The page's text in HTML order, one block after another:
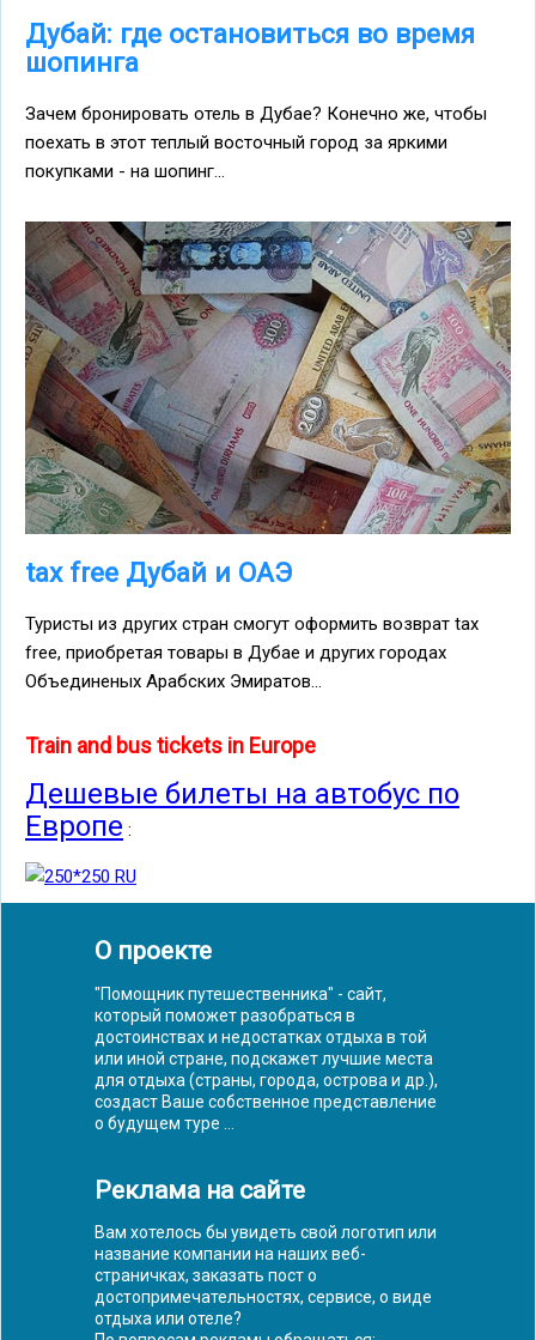
Дубай: где остановиться во время
шопинга
Зачем бронировать отель в Дубае? Конечно же, чтобы
поехать в этот теплый восточный город за яркими
покупками - на шопинг...
tax free Дубай и ОАЭ
Туристы из других стран смогут оформить возврат tax
free, приобретая товары в Дубае и других городах
Объединеных Арабских Эмиратов...
Train and bus tickets in Europe
Дешевые билеты на автобус по
Европе :
О проекте
"Помощник путешественника" - сайт,
который поможет разобраться в
достоинствах и недостатках отдыха в той
или иной стране, подскажет лучшие места
для отдыха (страны, города, острова и др.),
создаст Ваше собственное представление
о будущем туре ...
Реклама на сайте
Вам хотелось бы увидеть свой логотип или
название компании на наших веб-
страничках, заказать пост о
достопримечательностях, сервисе, о виде
отдыха или отеле?